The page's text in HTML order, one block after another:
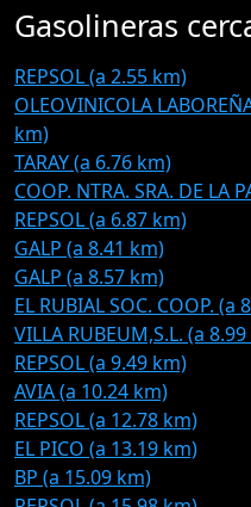
Gasolineras
REPSOL (a 2.55 km)
OLEOVINICOLA
km)
TARAY (a 6.76 km)
COOP. NTRA. SRA. DE LA
REPSOL (a 6.87 km)
GALP (a 8.41 km)
GALP (a 8.57 km)
EL RUBIAL SOC. COOP. (a
VILLA RUBEUM,S.L. (a
REPSOL (a 9.49 km)
AVIA (a 10.24 km)
REPSOL (a 12.78 km)
EL PICO (a 13.19 km)
BP (a 15.09 km)